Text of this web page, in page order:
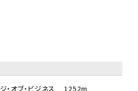
・オブ・ビジネス 1252m